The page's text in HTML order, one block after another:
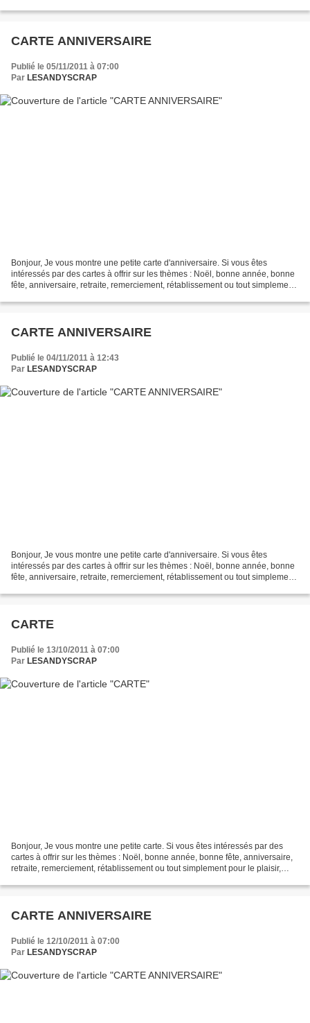
CARTE ANNIVERSAIRE
Publié le 05/11/2011 à 07:00
Par LESANDYSCRAP
Bonjour, Je vous montre une petite carte d'anniversaire. Si vous êtes
intéressés par des cartes à offrir sur les thèmes : Noël, bonne année, bonne
fête, anniversaire, retraite, remerciement, rétablissement ou tout simplement
CARTE ANNIVERSAIRE
Publié le 04/11/2011 à 12:43
Par LESANDYSCRAP
Bonjour, Je vous montre une petite carte d'anniversaire. Si vous êtes
intéressés par des cartes à offrir sur les thèmes : Noël, bonne année, bonne
fête, anniversaire, retraite, remerciement, rétablissement ou tout simplement
CARTE
Publié le 13/10/2011 à 07:00
Par LESANDYSCRAP
Bonjour, Je vous montre une petite carte. Si vous êtes intéressés par des
cartes à offrir sur les thèmes : Noël, bonne année, bonne fête, anniversaire,
retraite, remerciement, rétablissement ou tout simplement pour le plaisir,
CARTE ANNIVERSAIRE
Publié le 12/10/2011 à 07:00
Par LESANDYSCRAP